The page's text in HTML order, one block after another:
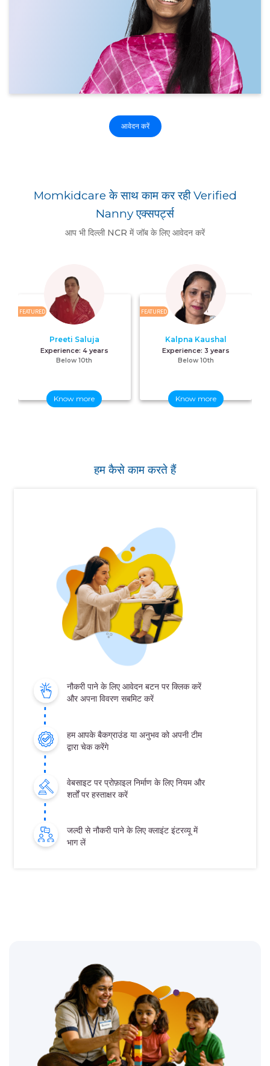
आवेदन करें
Momkidcare के साथ काम कर रही Verified
Nanny एक्सपर्ट्स
आप भी दिल्ली NCR में जॉब के लिए आवेदन करें
FEATURED
Preeti Saluja
Experience: 4 years
Below 10th
Know more
FEATURED
Kalpna Kaushal
Experience: 3 years
Below 10th
Know more
हम कैसे काम करते हैं
नौकरी पाने के लिए आवेदन बटन पर क्लिक करें
और अपना विवरण सबमिट करें
हम आपके बैकग्राउंड या अनुभव को अपनी टीम
द्वारा चेक करेंगे
वेबसाइट पर प्रोफ़ाइल निर्माण के लिए नियम और
शर्तों पर हस्ताक्षर करें
जल्दी से नौकरी पाने के लिए क्लाइंट इंटरव्यू में
भाग लें